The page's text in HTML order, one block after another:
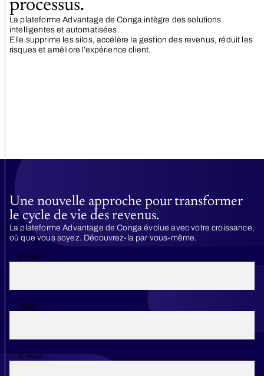
processus.
La plateforme Advantage de Conga intègre des solutions
intelligentes et automatisées.
Elle supprime les silos, accélère la gestion des revenus, réduit les
risques et améliore l’expérience client.
Une nouvelle approche pour transformer
le cycle de vie des revenus.
La plateforme Advantage de Conga évolue avec votre croissance,
où que vous soyez. Découvrez-la par vous-même.
Prenom
Nom
E-mail